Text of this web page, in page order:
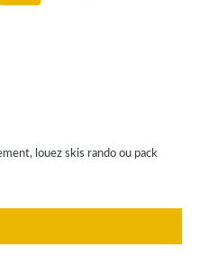
louez skis rando ou pack